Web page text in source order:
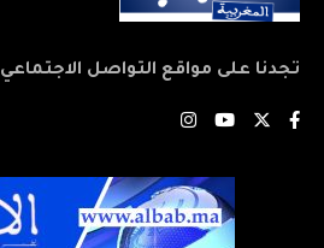
تجدنا على مواقع التواصل الاجتماعي